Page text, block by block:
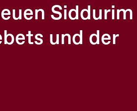
Siddurim
und der